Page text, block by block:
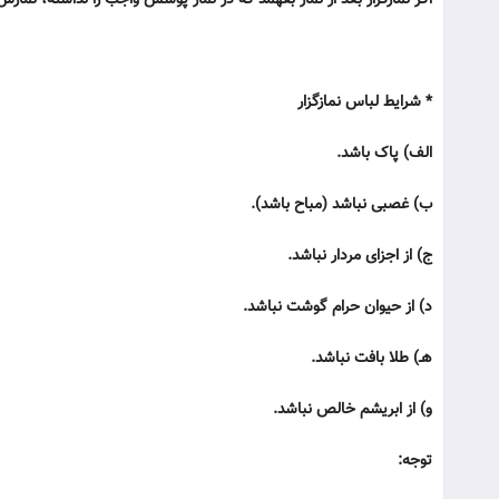
* شرایط لباس نمازگزار
الف) پاک باشد.
ب) غصبی نباشد (مباح باشد).
ج) از اجزای مردار نباشد.
د) از حیوان حرام گوشت نباشد.
هـ) طلا بافت نباشد.
و) از ابریشم خالص نباشد.
توجه: